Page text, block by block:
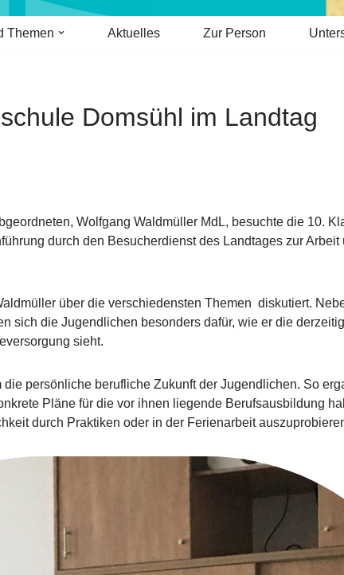
Themen Aktuelles Zur Person
Domsühl im Landtag
Wolfgang Waldmüller MdL, besuchte die 10.
durch den Besucherdienst des Landtages zur
über die verschiedensten Themen diskutiert.
sich die Jugendlichen besonders dafür, wie er die
sieht.
persönliche berufliche Zukunft der Jugendlichen. So
Pläne für die vor ihnen liegende Berufsausbildung
durch Praktiken oder in der Ferienarbeit